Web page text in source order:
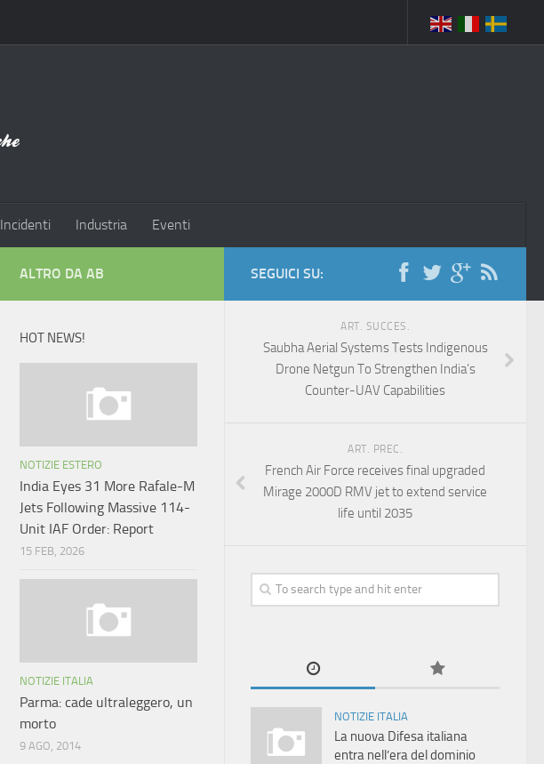
Incidenti Industria Eventi
SEGUICI SU:
ART. SUCCES.
Saubha Aerial Systems Tests Indigenous
Drone Netgun To Strengthen India’s
Counter-UAV Capabilities
ART. PREC.
French Air Force receives final upgraded
Mirage 2000D RMV jet to extend service
life until 2035
NOTIZIE ITALIA
La nuova Difesa italiana
entra nell’era del dominio
ALTRO DA AB
HOT NEWS!
NOTIZIE ESTERO
India Eyes 31 More Rafale-M
Jets Following Massive 114-
Unit IAF Order: Report
15 FEB, 2026
NOTIZIE ITALIA
Parma: cade ultraleggero, un
morto
9 AGO, 2014